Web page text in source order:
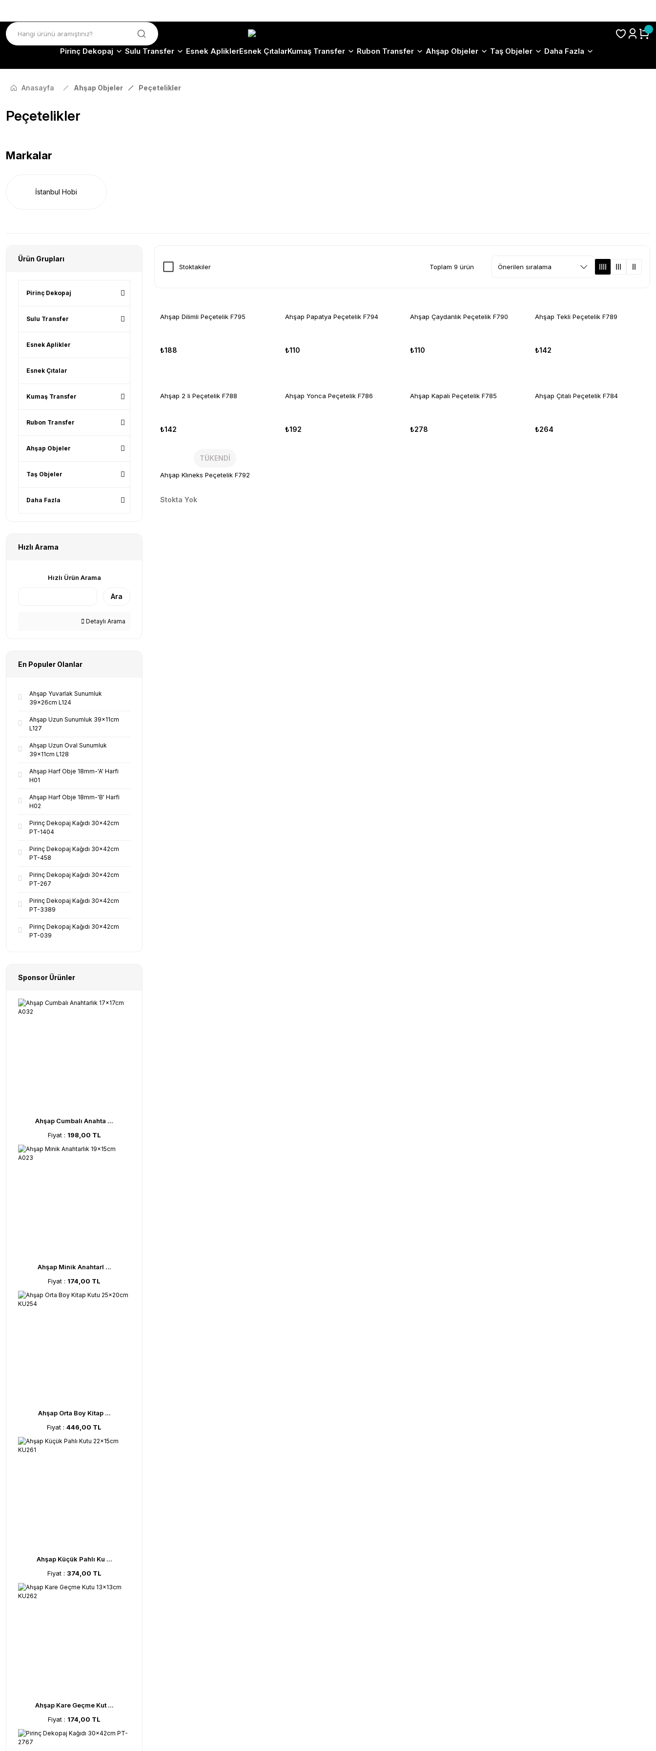
Pirinç Dekopaj Sulu Transfer Esnek ApliklerEsnek ÇıtalarKumaş Transfer Rubon Transfer Ahşap Objeler Taş Objeler Daha Fazla
Anasayfa Ahşap Objeler Peçetelikler
Peçetelikler
Markalar
İstanbul Hobi
Ürün Grupları
Pirinç Dekopaj
Sulu Transfer
Esnek Aplikler
Esnek Çıtalar
Kumaş Transfer
Rubon Transfer
Ahşap Objeler
Taş Objeler
Daha Fazla
Hızlı Arama
Hızlı Ürün Arama
Ara
Detaylı Arama
En Populer Olanlar
Ahşap Yuvarlak Sunumluk
39x26cm L124
Ahşap Uzun Sunumluk 39x11cm
L127
Ahşap Uzun Oval Sunumluk
39x11cm L128
Ahşap Harf Obje 18mm-'A' Harfi
H01
Ahşap Harf Obje 18mm-'B' Harfi
H02
Pirinç Dekopaj Kağıdı 30x42cm
PT-1404
Pirinç Dekopaj Kağıdı 30x42cm
PT-458
Pirinç Dekopaj Kağıdı 30x42cm
PT-267
Pirinç Dekopaj Kağıdı 30x42cm
PT-3389
Pirinç Dekopaj Kağıdı 30x42cm
PT-039
Sponsor Ürünler
Ahşap Cumbalı Anahta ...
Fiyat : 198,00 TL
Ahşap Minik Anahtarl ...
Fiyat : 174,00 TL
Ahşap Orta Boy Kitap ...
Fiyat : 446,00 TL
Ahşap Küçük Pahlı Ku ...
Fiyat : 374,00 TL
Ahşap Kare Geçme Kut ...
Fiyat : 174,00 TL
Stoktakiler Toplam 9 ürün
Ahşap Dilimli Peçetelik F795
₺188
Ahşap Papatya Peçetelik F794
₺110
Ahşap Çaydanlık Peçetelik F790
₺110
Ahşap Tekli Peçetelik F789
₺142
Ahşap 2 li Peçetelik F788
₺142
Ahşap Yonca Peçetelik F786
₺192
Ahşap Kapalı Peçetelik F785
₺278
Ahşap Çıtalı Peçetelik F784
₺264
TÜKENDİ
Ahşap Klıneks Peçetelik F792
Stokta Yok